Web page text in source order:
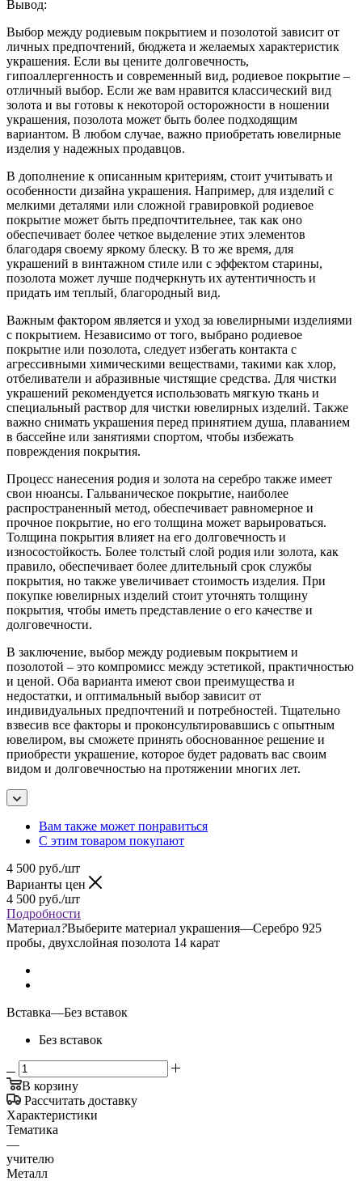
Вывод:
Выбор между родиевым покрытием и позолотой зависит от
личных предпочтений, бюджета и желаемых характеристик
украшения. Если вы цените долговечность,
гипоаллергенность и современный вид, родиевое покрытие –
отличный выбор. Если же вам нравится классический вид
золота и вы готовы к некоторой осторожности в ношении
украшения, позолота может быть более подходящим
вариантом. В любом случае, важно приобретать ювелирные
изделия у надежных продавцов.
В дополнение к описанным критериям, стоит учитывать и
особенности дизайна украшения. Например, для изделий с
мелкими деталями или сложной гравировкой родиевое
покрытие может быть предпочтительнее, так как оно
обеспечивает более четкое выделение этих элементов
благодаря своему яркому блеску. В то же время, для
украшений в винтажном стиле или с эффектом старины,
позолота может лучше подчеркнуть их аутентичность и
придать им теплый, благородный вид.
Важным фактором является и уход за ювелирными изделиями
с покрытием. Независимо от того, выбрано родиевое
покрытие или позолота, следует избегать контакта с
агрессивными химическими веществами, такими как хлор,
отбеливатели и абразивные чистящие средства. Для чистки
украшений рекомендуется использовать мягкую ткань и
специальный раствор для чистки ювелирных изделий. Также
важно снимать украшения перед принятием душа, плаванием
в бассейне или занятиями спортом, чтобы избежать
повреждения покрытия.
Процесс нанесения родия и золота на серебро также имеет
свои нюансы. Гальваническое покрытие, наиболее
распространенный метод, обеспечивает равномерное и
прочное покрытие, но его толщина может варьироваться.
Толщина покрытия влияет на его долговечность и
износостойкость. Более толстый слой родия или золота, как
правило, обеспечивает более длительный срок службы
покрытия, но также увеличивает стоимость изделия. При
покупке ювелирных изделий стоит уточнять толщину
покрытия, чтобы иметь представление о его качестве и
долговечности.
В заключение, выбор между родиевым покрытием и
позолотой – это компромисс между эстетикой, практичностью
и ценой. Оба варианта имеют свои преимущества и
недостатки, и оптимальный выбор зависит от
индивидуальных предпочтений и потребностей. Тщательно
взвесив все факторы и проконсультировавшись с опытным
ювелиром, вы сможете принять обоснованное решение и
приобрести украшение, которое будет радовать вас своим
видом и долговечностью на протяжении многих лет.
Вам также может понравиться
С этим товаром покупают
4 500 руб./шт
Варианты цен
4 500 руб./шт
Подробности
Материал?Выберите материал украшения—Серебро 925
пробы, двухслойная позолота 14 карат
Вставка—Без вставок
Без вставок
В корзину
Рассчитать доставку
Характеристики
Тематика
—
учителю
Металл